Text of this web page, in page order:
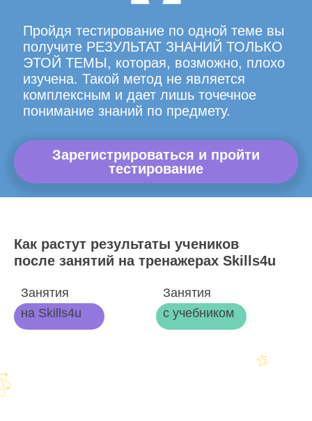
Пройдя тестирование по одной теме вы
получите РЕЗУЛЬТАТ ЗНАНИЙ ТОЛЬКО
ЭТОЙ ТЕМЫ, которая, возможно, плохо
изучена. Такой метод не является
комплексным и дает лишь точечное
понимание знаний по предмету.
Зарегистрироваться и пройти
тестирование
Как растут результаты учеников
после занятий на тренажерах Skills4u
Занятия
на Skills4u
Занятия
с учебником